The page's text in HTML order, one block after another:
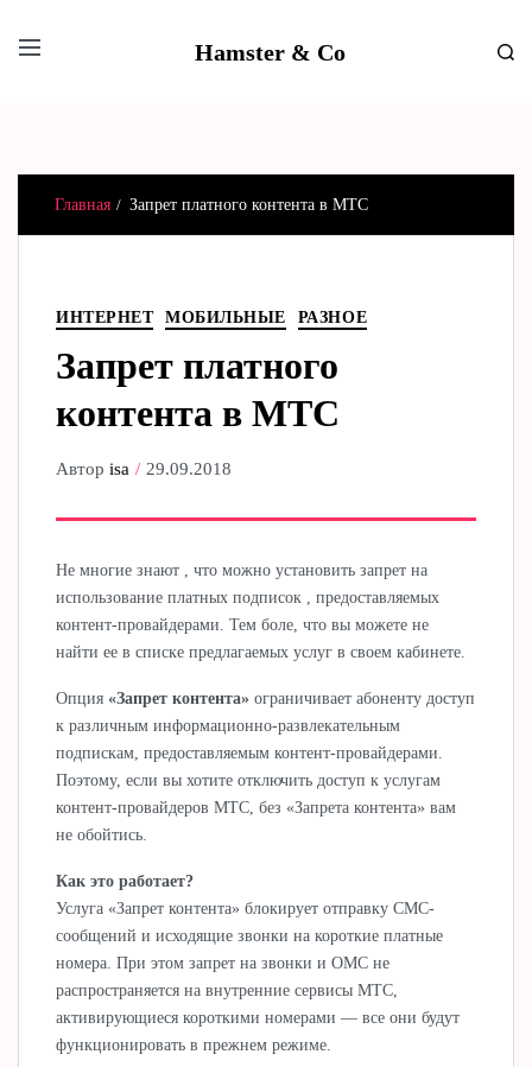
Hamster & Co
Главная Запрет платного контента в МТС
ИНТЕРНЕТ МОБИЛЬНЫЕ РАЗНОЕ
Запрет платного
контента в МТС
Авторisa 29.09.2018
Не многие знают , что можно установить запрет на
использование платных подписок , предоставляемых
контент-провайдерами. Тем боле, что вы можете не
найти ее в списке предлагаемых услуг в своем кабинете.
Опция«Запрет контента» ограничивает абоненту доступ
к различным информационно-развлекательным
подпискам, предоставляемым контент-провайдерами.
Поэтому, если вы хотите отключить доступ к услугам
контент-провайдеров МТС, без «Запрета контента» вам
не обойтись.
Как это работает?
Услуга «Запрет контента» блокирует отправку CMC-
сообщений и исходящие звонки на короткие платные
номера. При этом запрет на звонки и ОМС не
распространяется на внутренние сервисы МТС,
активирующиеся короткими номерами — все они будут
функционировать в прежнем режиме.